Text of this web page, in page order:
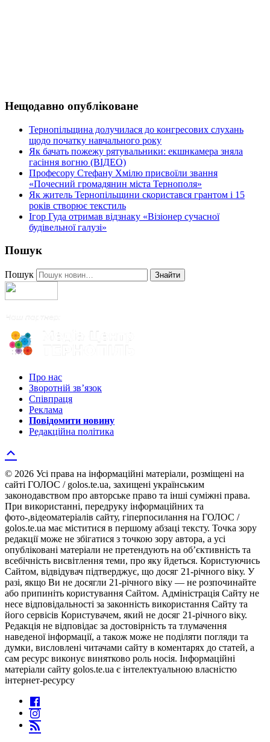
Нещодавно опубліковане
Тернопільщина долучилася до конгресових слухань
щодо початку навчального року
Як бачать пожежу рятувальники: екшнкамера зняла
гасіння вогню (ВІДЕО)
Професору Стефану Хмілю присвоїли звання
«Почесний громадянин міста Тернополя»
Як житель Тернопільщини скористався грантом і 15
років створює текстиль
Ігор Гуда отримав відзнаку «Візіонер сучасної
будівельної галузі»
Пошук
Пошук Знайти
Про нас
Зворотній зв’язок
Співпраця
Реклама
Повідомити новину
Редакційна політика
© 2026 Усі права на інформаційні матеріали, розміщені на
сайті ГОЛОС / golos.te.ua, захищені українським
законодавством про авторське право та інші суміжні права.
При використанні, передруку інформаційних та
фото-,відеоматеріалів сайту, гіперпосилання на ГОЛОС /
golos.te.ua має міститися в першому абзаці тексту. Точка зору
редакції може не збігатися з точкою зору автора, а усі
опубліковані матеріали не претендують на об’єктивність та
всебічність висвітлення теми, про яку йдеться. Користуючись
Сайтом, відвідувач підтверджує, що досяг 21-річного віку. У
разі, якщо Ви не досягли 21-річного віку — не розпочинайте
або припиніть користування Сайтом. Адміністрація Сайту не
несе відповідальності за законність використання Сайту та
його сервісів Користувачем, який не досяг 21-річного віку.
Редакція не відповідає за достовірність та тлумачення
наведеної інформації, а також може не поділяти погляди та
думки, висловлені читачами сайту в коментарях до статей, а
сам ресурс виконує винятково роль носія. Інформаційні
матеріали сайту golos.te.ua є інтелектуальною власністю
інтернет-ресурсу